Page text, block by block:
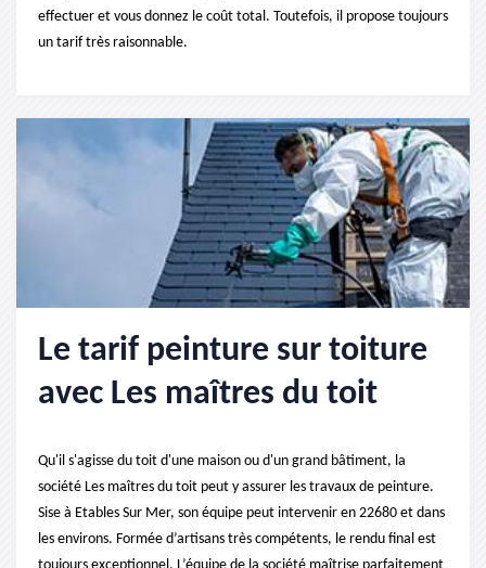
effectuer et vous donnez le coût total. Toutefois, il propose toujours
un tarif très raisonnable.
Le tarif peinture sur toiture
avec Les maîtres du toit
Qu'il s'agisse du toit d'une maison ou d'un grand bâtiment, la
société Les maîtres du toit peut y assurer les travaux de peinture.
Sise à Etables Sur Mer, son équipe peut intervenir en 22680 et dans
les environs. Formée d’artisans très compétents, le rendu final est